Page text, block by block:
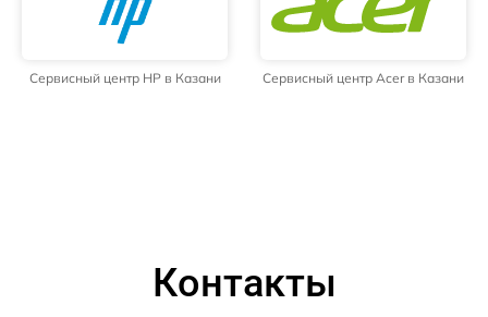
Сервисный центр HP в Казани Сервисный центр Acer в Казани
Контакты